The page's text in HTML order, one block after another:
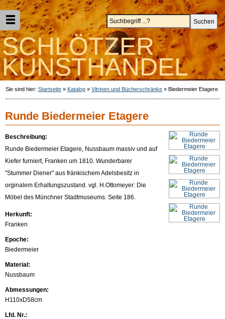
SCHLÖTZER
KUNSTHANDEL
Sie sind hier: Startseite» Katalog» Vitrinen und Bücherschränke» Biedermeier Etagere
Runde Biedermeier Etagere
Beschreibung:
Runde Biedermeier Etagere, Nussbaum massiv und auf
Kiefer furniert, Franken um 1810. Wunderbarer
"Stummer Diener" aus fränkischem Adelsbesitz in
orginalem Erhaltungszustand. vgl. H.Ottomeyer: Die
Möbel des Münchner Stadtmuseums. Seite 186.
Herkunft:
Franken
Epoche:
Biedermeier
Material:
Nussbaum
Abmessungen:
H110xD58cm
Lfd. Nr.: